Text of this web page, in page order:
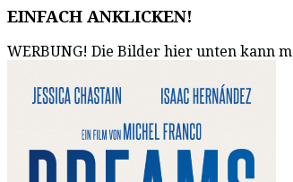
EINFACH ANKLICKEN!
WERBUNG! Die Bilder hier unten kann